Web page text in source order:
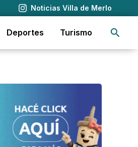
Noticias Villa de Merlo
Deportes Turismo